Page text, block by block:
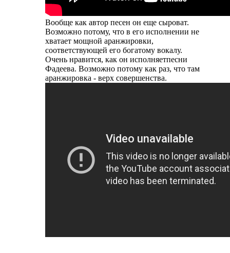
Вообще как автор песен он еще сыроват.
Возможно потому, что в его исполнении не
хватает мощной аранжировки,
соответствующей его богатому вокалу.
Очень нравится, как он исполняетпесни
Фадеева. Возможно потому как раз, что там
аранжировка - верх совершенства.